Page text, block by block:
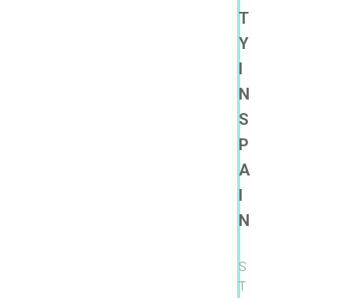
T
Y
I
N
S
P
A
I
N
S
T